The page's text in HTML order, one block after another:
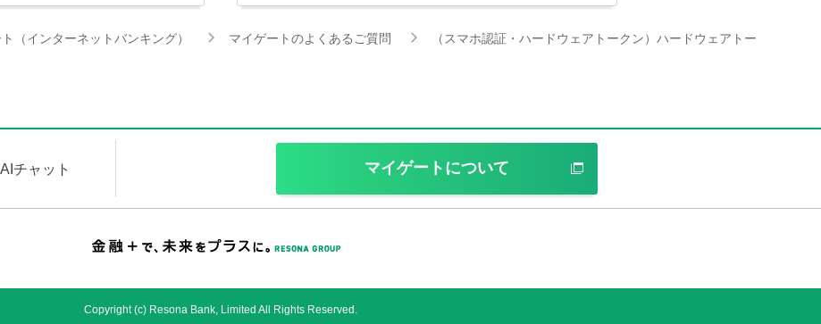
（インターネットバンキング） マイゲートのよくあるご質問
（スマホ認証・ハードウェアトークン）ハードウェアトー
AIチャット マイゲートについて
Copyright (c) Resona Bank, Limited All Rights Reserved.